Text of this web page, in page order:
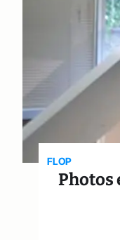
FLOP
Photos